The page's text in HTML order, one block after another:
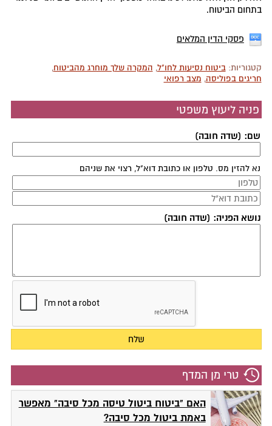
בתחום הביטוח.
פסקי הדין המלאים
קטגוריות:ביטוח נסיעות לחו"ל, המקרה שלך מוחרג מהביטוח,
חריגים בפוליסה, מצב רפואי
פניה ליעוץ משפטי
שם: (שדה חובה)
נא להזין מס. טלפון או כתובת דוא"ל, רצוי את שניהם
נושא הפניה: (שדה חובה)
טרי מן המדף
האם "ביטוח ביטול טיסה מכל סיבה" מאפשר
באמת ביטול מכל סיבה?